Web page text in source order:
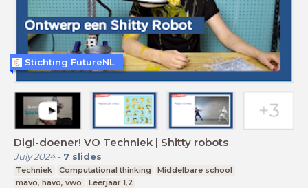
Digi-doener! VO Techniek | Shitty robots
July 2024- 7 slides
Techniek Computational thinking
Middelbare school
mavo, havo, vwo
Leerjaar 1,2
Stichting FutureNL